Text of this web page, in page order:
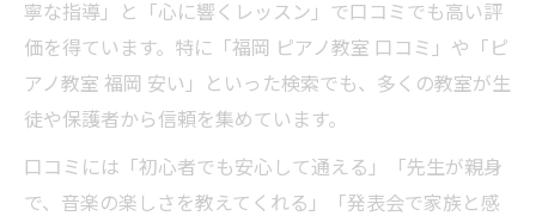
寧な指導」と「心に響くレッスン」で口コミでも高い評
価を得ています。特に「福岡 ピアノ教室 口コミ」や「ピ
アノ教室 福岡 安い」といった検索でも、多くの教室が生
徒や保護者から信頼を集めています。
口コミには「初心者でも安心して通える」「先生が親身
で、音楽の楽しさを教えてくれる」「発表会で家族と感